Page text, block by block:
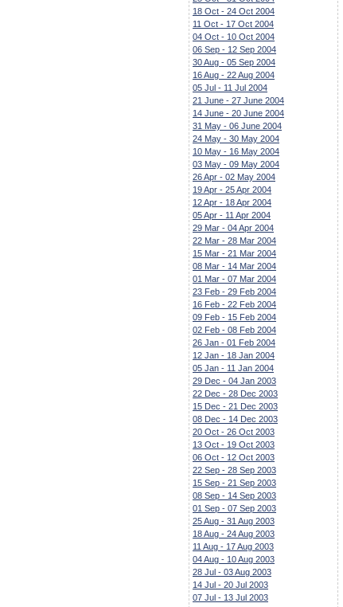
18 Oct - 24 Oct 2004
11 Oct - 17 Oct 2004
04 Oct - 10 Oct 2004
06 Sep - 12 Sep 2004
30 Aug - 05 Sep 2004
16 Aug - 22 Aug 2004
05 Jul - 11 Jul 2004
21 June - 27 June 2004
14 June - 20 June 2004
31 May - 06 June 2004
24 May - 30 May 2004
10 May - 16 May 2004
03 May - 09 May 2004
26 Apr - 02 May 2004
19 Apr - 25 Apr 2004
12 Apr - 18 Apr 2004
05 Apr - 11 Apr 2004
29 Mar - 04 Apr 2004
22 Mar - 28 Mar 2004
15 Mar - 21 Mar 2004
08 Mar - 14 Mar 2004
01 Mar - 07 Mar 2004
23 Feb - 29 Feb 2004
16 Feb - 22 Feb 2004
09 Feb - 15 Feb 2004
02 Feb - 08 Feb 2004
26 Jan - 01 Feb 2004
12 Jan - 18 Jan 2004
05 Jan - 11 Jan 2004
29 Dec - 04 Jan 2003
22 Dec - 28 Dec 2003
15 Dec - 21 Dec 2003
08 Dec - 14 Dec 2003
20 Oct - 26 Oct 2003
13 Oct - 19 Oct 2003
06 Oct - 12 Oct 2003
22 Sep - 28 Sep 2003
15 Sep - 21 Sep 2003
08 Sep - 14 Sep 2003
01 Sep - 07 Sep 2003
25 Aug - 31 Aug 2003
18 Aug - 24 Aug 2003
11 Aug - 17 Aug 2003
04 Aug - 10 Aug 2003
28 Jul - 03 Aug 2003
14 Jul - 20 Jul 2003
07 Jul - 13 Jul 2003